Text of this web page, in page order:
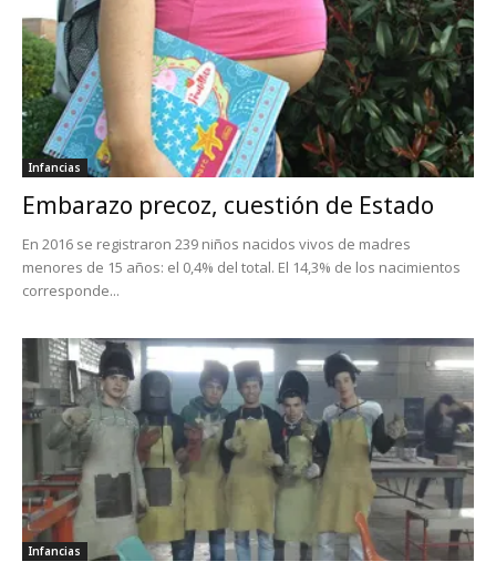
Infancias
Embarazo precoz, cuestión de Estado
En 2016 se registraron 239 niños nacidos vivos de madres
menores de 15 años: el 0,4% del total. El 14,3% de los nacimientos
corresponde...
Infancias